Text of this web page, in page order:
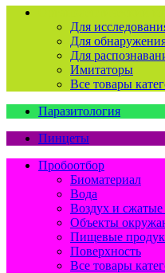
Для
Для
Для
Имитаторы
Все товары
Паразитология
Пинцеты
Пробоотбор
Биоматериал
Вода
Воздух и сжатые
Объекты
Пищевые
Поверхность
Все товары